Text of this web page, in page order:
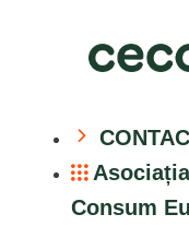
Consum